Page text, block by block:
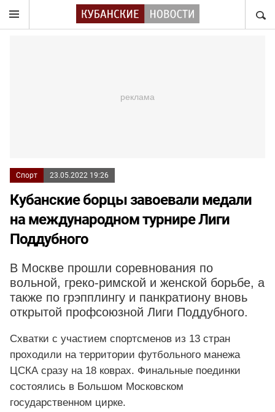
Спорт 23.05.2022 19:26
Кубанские борцы завоевали медали
на международном турнире Лиги
Поддубного
В Москве прошли соревнования по
вольной, греко-римской и женской борьбе, а
также по грэпплингу и панкратиону вновь
открытой профсоюзной Лиги Поддубного.
Схватки с участием спортсменов из 13 стран
проходили на территории футбольного манежа
ЦСКА сразу на 18 коврах. Финальные поединки
состоялись в Большом Московском
государственном цирке.